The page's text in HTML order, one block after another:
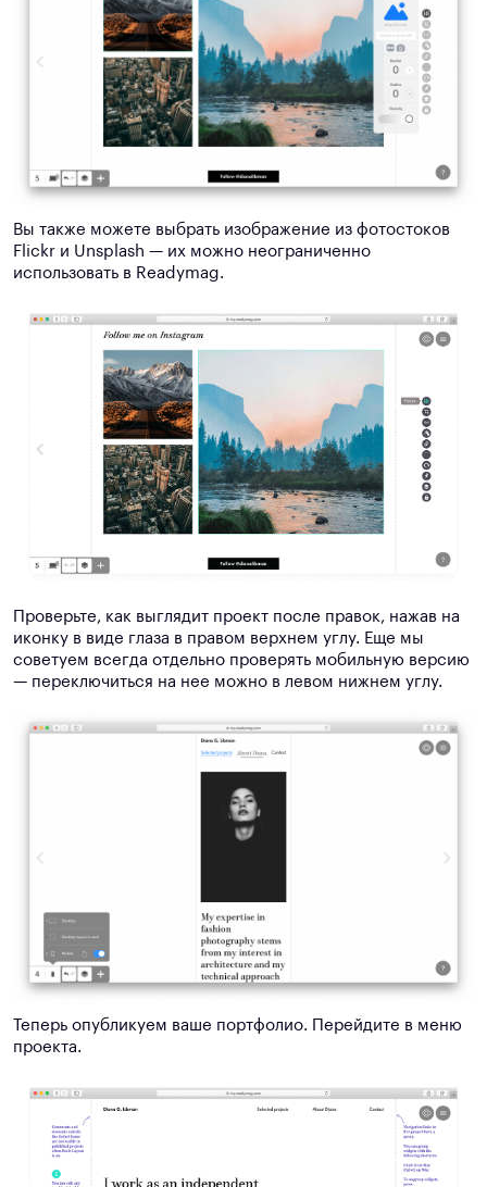
Вы также можете выбрать изображение из фотостоков
Flickr и Unsplash — их можно неограниченно
использовать в Readymag.
Проверьте, как выглядит проект после правок, нажав на
иконку в виде глаза в правом верхнем углу. Еще мы
советуем всегда отдельно проверять мобильную версию
— переключиться на нее можно в левом нижнем углу.
Теперь опубликуем ваше портфолио. Перейдите в меню
проекта.